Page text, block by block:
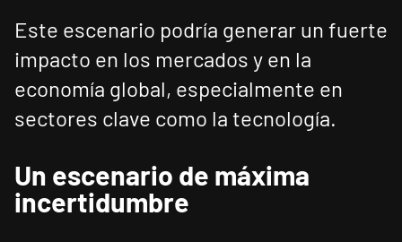
Este escenario podría generar un fuerte
impacto en los mercados y en la
economía global, especialmente en
sectores clave como la tecnología.
Un escenario de máxima
incertidumbre